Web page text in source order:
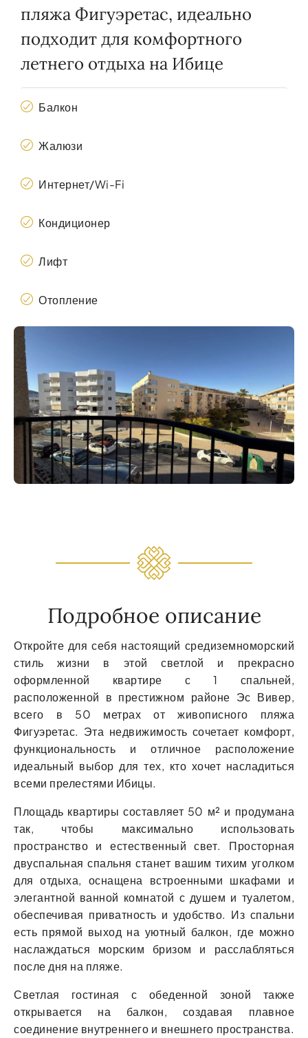
пляжа Фигуэретас, идеально
подходит для комфортного
летнего отдыха на Ибице
Балкон
Жалюзи
Интернет/Wi-Fi
Кондиционер
Лифт
Отопление
Подробное описание
Откройте для себя настоящий средиземноморский
стиль жизни в этой светлой и прекрасно
оформленной квартире с 1 спальней,
расположенной в престижном районе Эс Вивер,
всего в 50 метрах от живописного пляжа
Фигуэретас. Эта недвижимость сочетает комфорт,
функциональность и отличное расположение
идеальный выбор для тех, кто хочет насладиться
всеми прелестями Ибицы.
Площадь квартиры составляет 50 м² и продумана
так, чтобы максимально использовать
пространство и естественный свет. Просторная
двуспальная спальня станет вашим тихим уголком
для отдыха, оснащена встроенными шкафами и
элегантной ванной комнатой с душем и туалетом,
обеспечивая приватность и удобство. Из спальни
есть прямой выход на уютный балкон, где можно
наслаждаться морским бризом и расслабляться
после дня на пляже.
Светлая гостиная с обеденной зоной также
открывается на балкон, создавая плавное
соединение внутреннего и внешнего пространства.